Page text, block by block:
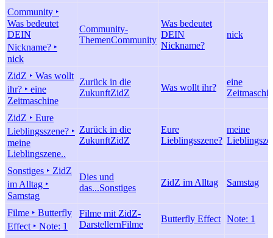
Community ‣
Was bedeutet
DEIN
Nickname? ‣
nick
Community-
ThemenCommunity
Was bedeutet
DEIN
Nickname?
nick
ZidZ ‣ Was wollt
ihr? ‣ eine
Zeitmaschine
Zurück in die
ZukunftZidZ
Was wollt ihr?
eine
ZidZ ‣ Eure
Lieblingsszene? ‣
meine
Lieblingszene..
Zurück in die
ZukunftZidZ
Eure
Lieblingsszene?
meine
Sonstiges ‣ ZidZ
im Alltag ‣
Samstag
Dies und
das...Sonstiges
ZidZ im Alltag Samstag
Filme ‣ Butterfly
Effect ‣ Note: 1
Filme mit ZidZ-
DarstellernFilme
Butterfly Effect Note: 1